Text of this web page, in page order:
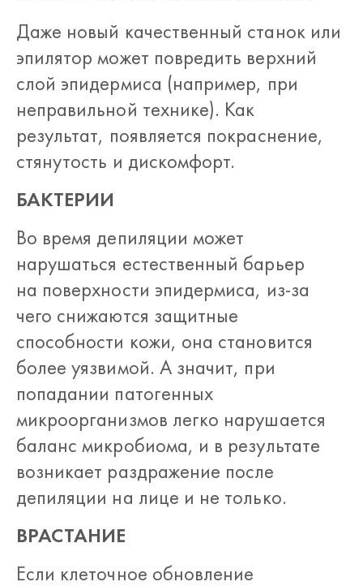
Даже новый качественный станок или
эпилятор может повредить верхний
слой эпидермиса (например, при
неправильной технике). Как
результат, появляется покраснение,
стянутость и дискомфорт.
БАКТЕРИИ
Во время депиляции может
нарушаться естественный барьер
на поверхности эпидермиса, из-за
чего снижаются защитные
способности кожи, она становится
более уязвимой. А значит, при
попадании патогенных
микроорганизмов легко нарушается
баланс микробиома, и в результате
возникает раздражение после
депиляции на лице и не только.
ВРАСТАНИЕ
Если клеточное обновление